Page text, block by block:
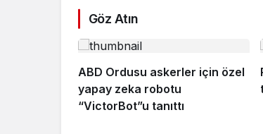
Göz Atın
ABD Ordusu askerler için özel
yapay zeka robotu
“VictorBot”u tanıttı